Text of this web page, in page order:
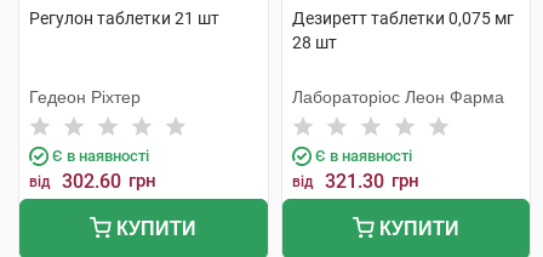
Регулон таблетки 21 шт
Гедеон Ріхтер
Є в наявності
від 302.60 грн
КУПИТИ
Дезиретт таблетки 0,075 мг
28 шт
Лабораторіос Леон Фарма
Є в наявності
від 321.30 грн
КУПИТИ